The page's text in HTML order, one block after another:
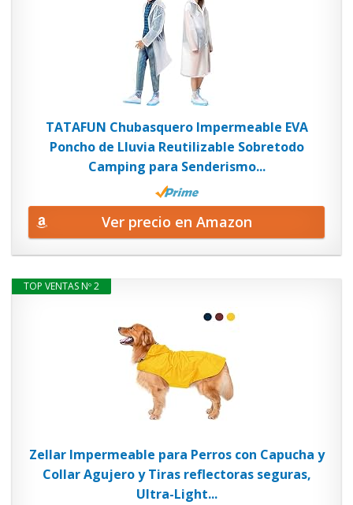
TATAFUN Chubasquero Impermeable EVA
Poncho de Lluvia Reutilizable Sobretodo
Camping para Senderismo...
Ver precio en Amazon
TOP VENTAS Nº 2
Zellar Impermeable para Perros con Capucha y
Collar Agujero y Tiras reflectoras seguras,
Ultra-Light...